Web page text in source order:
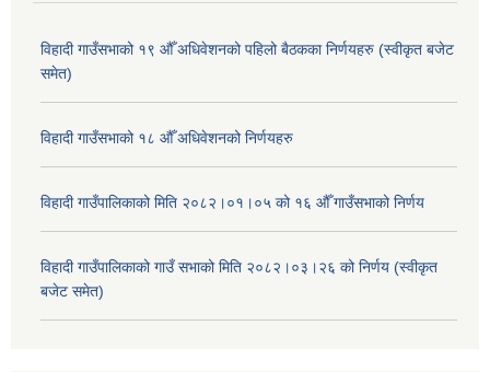
विहादी गाउँसभाको १९ औँ अधिवेशनको पहिलो बैठकका निर्णयहरु (स्वीकृत बजेट
समेत)
विहादी गाउँसभाको १८ औँ अधिवेशनको निर्णयहरु
विहादी गाउँपालिकाको मिति २०८२।०१।०५ को १६ औँ गाउँसभाको निर्णय
विहादी गाउँपालिकाको गाउँ सभाको मिति २०८२।०३।२६ को निर्णय (स्वीकृत
बजेट समेत)